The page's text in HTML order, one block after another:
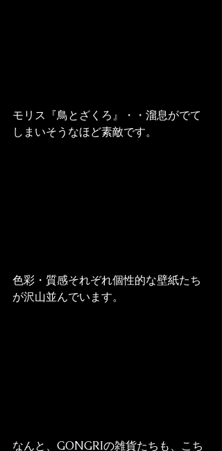
モリス『鳥とざくろ』・・溜息がでて
しまいそうなほど素敵です。
色彩・質感それぞれ個性的な壁紙たち
が沢山並んでいます。
なんと、GONGRIの雑貨たちも、こち